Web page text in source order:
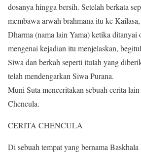
dosanya hingga bersih. Setelah berkata
membawa arwah brahmana itu ke
Dharma (nama lain Yama) ketika ditanyai
mengenai kejadian itu menjelaskan,
Siwa dan berkah seperti itulah yang
telah mendengarkan Siwa Purana.
Muni Suta menceritakan sebuah cerita
Chencula.
CERITA CHENCULA
Di sebuah tempat yang bernama